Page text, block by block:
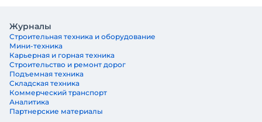
Журналы
Строительная техника и оборудование
Мини-техника
Карьерная и горная техника
Строительство и ремонт дорог
Подъемная техника
Складская техника
Коммерческий транспорт
Аналитика
Партнерские материалы